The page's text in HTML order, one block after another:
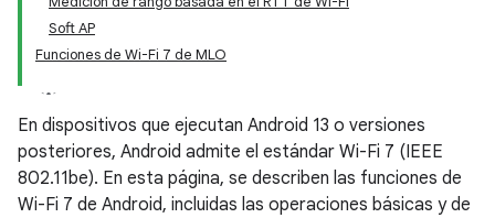
Soft AP
Funciones de Wi-Fi 7 de MLO
En dispositivos que ejecutan Android 13 o versiones
posteriores, Android admite el estándar Wi-Fi 7 (IEEE
802.11be). En esta página, se describen las funciones de
Wi-Fi 7 de Android, incluidas las operaciones básicas y de